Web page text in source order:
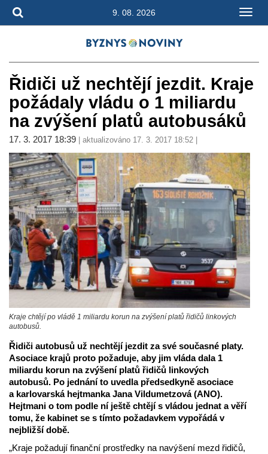
9. 08. 2026
Řidiči už nechtějí jezdit. Kraje
požádaly vládu o 1 miliardu
na zvýšení platů autobusáků
17. 3. 2017 18:39 | aktualizováno 17. 3. 2017 18:52 |
Kraje chtějí po vládě 1 miliardu korun na zvýšení platů řidičů linkových
autobusů.
Řidiči autobusů už nechtějí jezdit za své současné platy.
Asociace krajů proto požaduje, aby jim vláda dala 1
miliardu korun na zvýšení platů řidičů linkových
autobusů. Po jednání to uvedla předsedkyně asociace
a karlovarská hejtmanka Jana Vildumetzová (ANO).
Hejtmani o tom podle ní ještě chtějí s vládou jednat a věří
tomu, že kabinet se s tímto požadavkem vypořádá v
nejbližší době.
„Kraje požadují finanční prostředky na navýšení mezd řidičů,